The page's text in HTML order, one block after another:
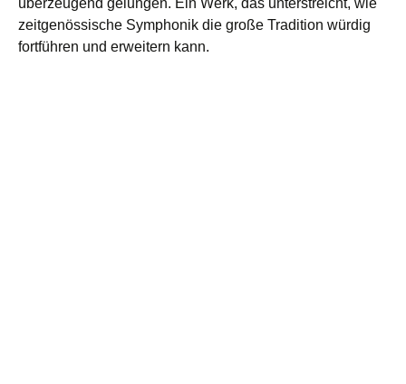
überzeugend gelungen. Ein Werk, das unterstreicht, wie
zeitgenössische Symphonik die große Tradition würdig
fortführen und erweitern kann.